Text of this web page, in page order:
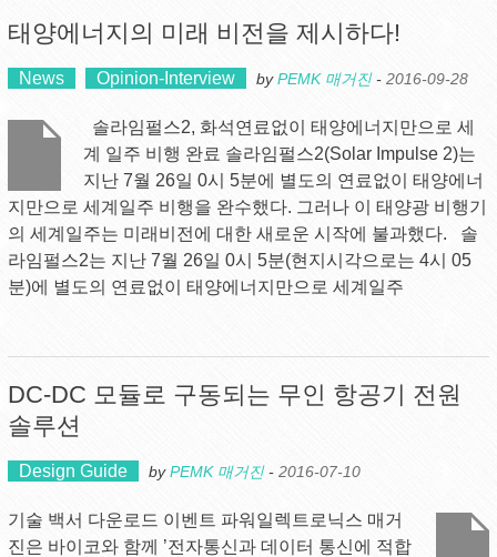
태양에너지의 미래 비전을 제시하다!
News Opinion-Interview byPEMK 매거진- 2016-09-28
솔라임펄스2, 화석연료없이 태양에너지만으로 세
계 일주 비행 완료 솔라임펄스2(Solar Impulse 2)는
지난 7월 26일 0시 5분에 별도의 연료없이 태양에너
지만으로 세계일주 비행을 완수했다. 그러나 이 태양광 비행기
의 세계일주는 미래비전에 대한 새로운 시작에 불과했다. 솔
라임펄스2는 지난 7월 26일 0시 5분(현지시각으로는 4시 05
분)에 별도의 연료없이 태양에너지만으로 세계일주
DC-DC 모듈로 구동되는 무인 항공기 전원
솔루션
Design Guide byPEMK 매거진- 2016-07-10
기술 백서 다운로드 이벤트 파워일렉트로닉스 매거
진은 바이코와 함께 ’전자통신과 데이터 통신에 적합